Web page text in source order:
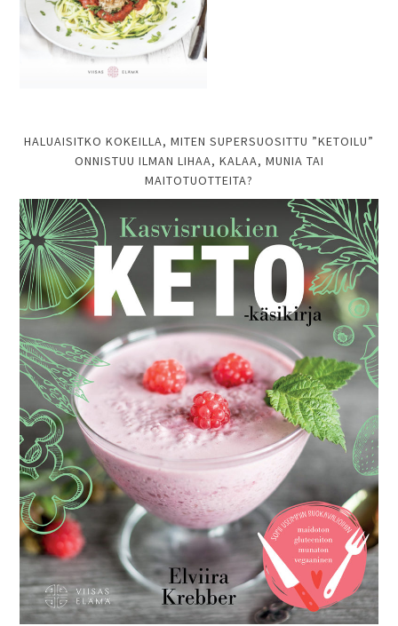
HALUAISITKO KOKEILLA, MITEN SUPERSUOSITTU ”KETOILU”
ONNISTUU ILMAN LIHAA, KALAA, MUNIA TAI
MAITOTUOTTEITA?